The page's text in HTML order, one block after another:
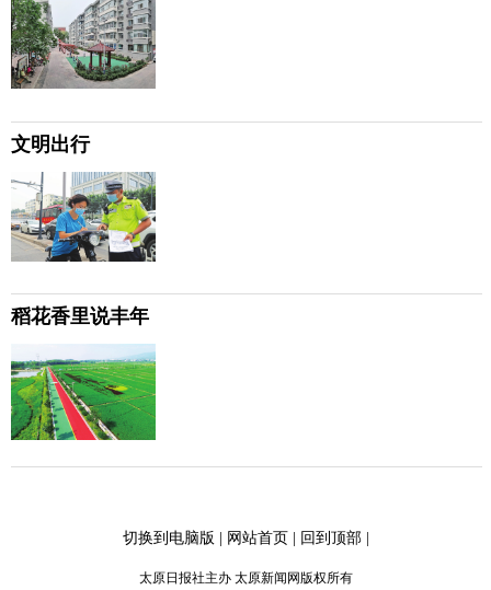
文明出行
稻花香里说丰年
切换到电脑版 | 网站首页| 回到顶部|
太原日报社主办 太原新闻网版权所有